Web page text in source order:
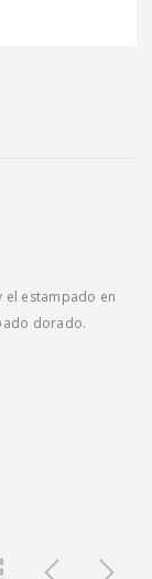
el estampado en
dorado.